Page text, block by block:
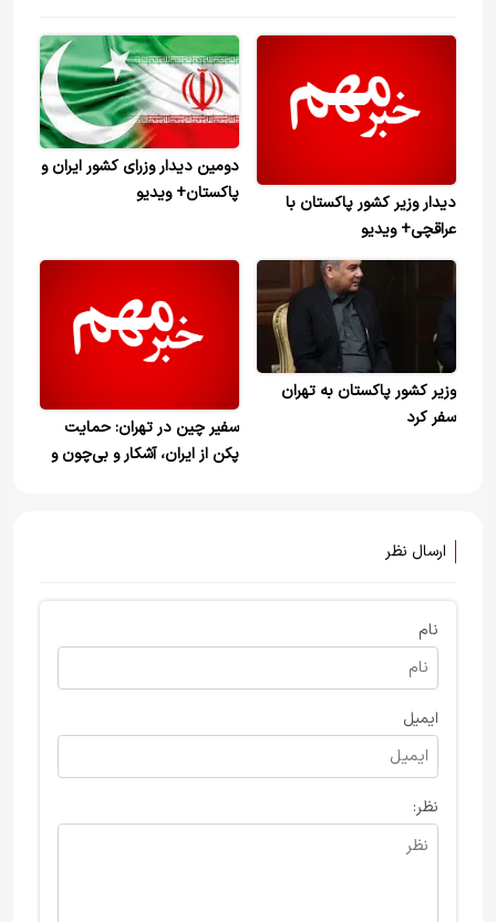
دیدار وزیر کشور پاکستان با
عراقچی+ ویدیو
دومین دیدار وزرای کشور ایران و
پاکستان+ ویدیو
وزیر کشور پاکستان به تهران
سفر کرد
سفیر چین در تهران: حمایت
پکن از ایران، آشکار و بی‌چون و
ارسال نظر
نام
ایمیل
نظر: